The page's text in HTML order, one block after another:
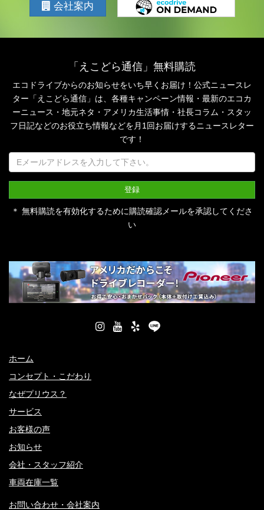
会社案内
「えこどら通信」無料購読
エコドライブからのお知らせをいち早くお届け！公式ニュースレ
ター「えこどら通信」は、 各種キャンペーン情報・最新のエコカ
ーニュース・地元ネタ・アメリカ生活事情・社長コラム・ スタッ
フ日記などのお役立ち情報などを月1回お届けするニュースレター
です！
＊ 無料購読を有効化するために購読確認メールを承認してくださ
い
ホーム
コンセプト・こだわり
なぜプリウス？
サービス
お客様の声
お知らせ
会社・スタッフ紹介
車両在庫一覧
お問い合わせ・会社案内